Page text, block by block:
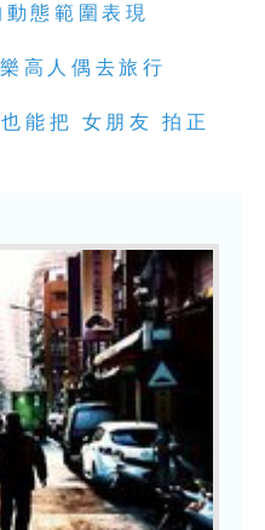
態範圍表現
高人偶去旅行
能把 女朋友 拍正